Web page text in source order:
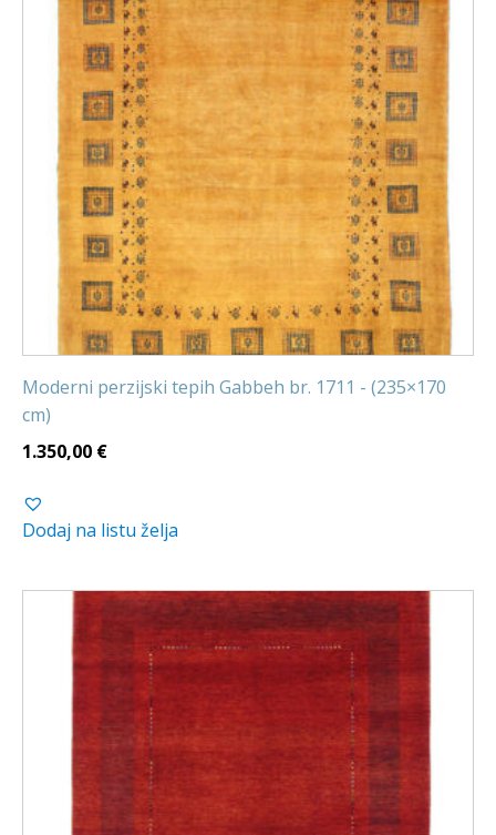
Moderni perzijski tepih Gabbeh br. 1711 - (235×170
cm)
1.350,00 €
Dodaj na listu želja